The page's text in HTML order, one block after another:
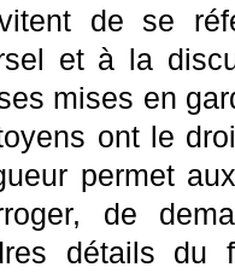
de se
et à la
mises en
ont le
permet
de
détails du